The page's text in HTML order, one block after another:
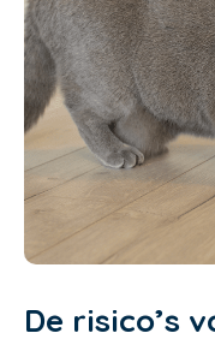
De risico’s